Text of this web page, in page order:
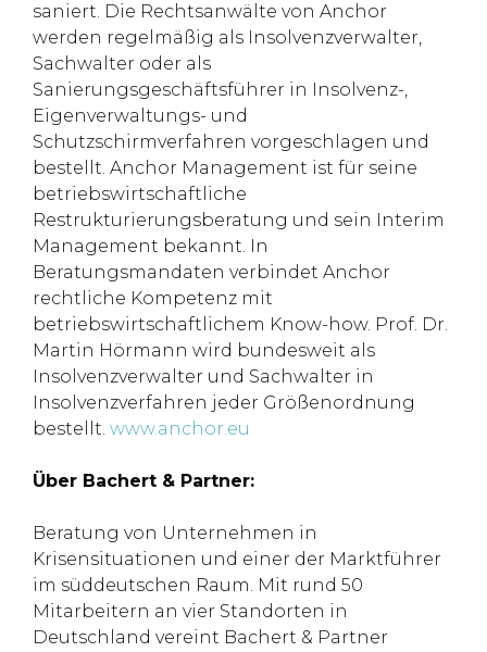
saniert. Die Rechtsanwälte von Anchor
werden regelmäßig als Insolvenzverwalter,
Sachwalter oder als
Sanierungsgeschäftsführer in Insolvenz-,
Eigenverwaltungs- und
Schutzschirmverfahren vorgeschlagen und
bestellt. Anchor Management ist für seine
betriebswirtschaftliche
Restrukturierungsberatung und sein Interim
Management bekannt. In
Beratungsmandaten verbindet Anchor
rechtliche Kompetenz mit
betriebswirtschaftlichem Know-how. Prof. Dr.
Martin Hörmann wird bundesweit als
Insolvenzverwalter und Sachwalter in
Insolvenzverfahren jeder Größenordnung
bestellt. www.anchor.eu
Über Bachert & Partner:
Beratung von Unternehmen in
Krisensituationen und einer der Marktführer
im süddeutschen Raum. Mit rund 50
Mitarbeitern an vier Standorten in
Deutschland vereint Bachert & Partner